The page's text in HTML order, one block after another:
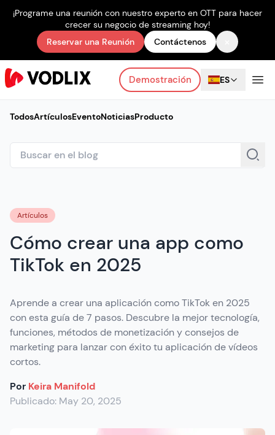
¡Programe una reunión con nuestro experto en OTT para hacer
crecer su negocio de streaming hoy!
Reservar una Reunión
Contáctenos
Demostración ES
TodosArtículosEventoNoticiasProducto
Artículos
Cómo crear una app como
TikTok en 2025
Aprende a crear una aplicación como TikTok en 2025
con esta guía de 7 pasos. Descubre la mejor tecnología,
funciones, métodos de monetización y consejos de
marketing para lanzar con éxito tu aplicación de vídeos
cortos.
Por Keira Manifold
Publicado: May 20, 2025